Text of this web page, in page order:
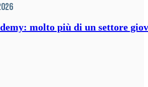
molto più di un settore